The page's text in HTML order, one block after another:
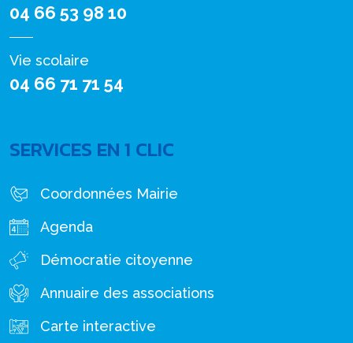
04 66 53 98 10
Vie scolaire
04 66 71 71 54
SERVICES EN 1 CLIC
Coordonnées Mairie
Agenda
Démocratie citoyenne
Annuaire des associations
Carte interactive